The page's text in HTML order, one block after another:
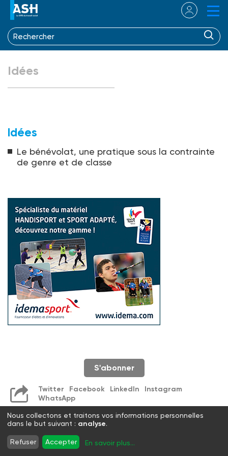
Idées
Idées
Le bénévolat, une pratique sous la contrainte
de genre et de classe
S'abonner
Twitter Facebook LinkedIn
Instagram
WhatsApp
Nous collectons et traitons vos informations personnelles
dans le but suivant : analyse.
Refuser Accepter En savoir plus...